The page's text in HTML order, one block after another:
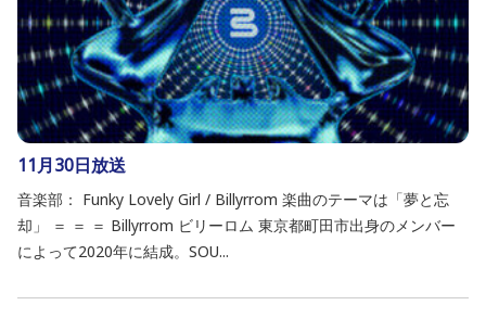
11月30日放送
音楽部： Funky Lovely Girl / Billyrrom 楽曲のテーマは「夢と忘
却」 ＝ ＝ ＝ Billyrrom ビリーロム 東京都町田市出身のメンバー
によって2020年に結成。SOU...